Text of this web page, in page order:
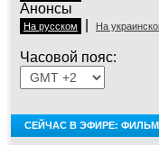
Анонсы
На русском На
Часовой пояс:
СЕЙЧАС В ЭФИРЕ: